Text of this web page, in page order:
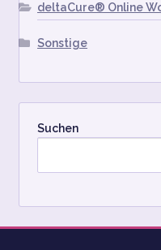
deltaCure® Online
Sonstige
Suchen